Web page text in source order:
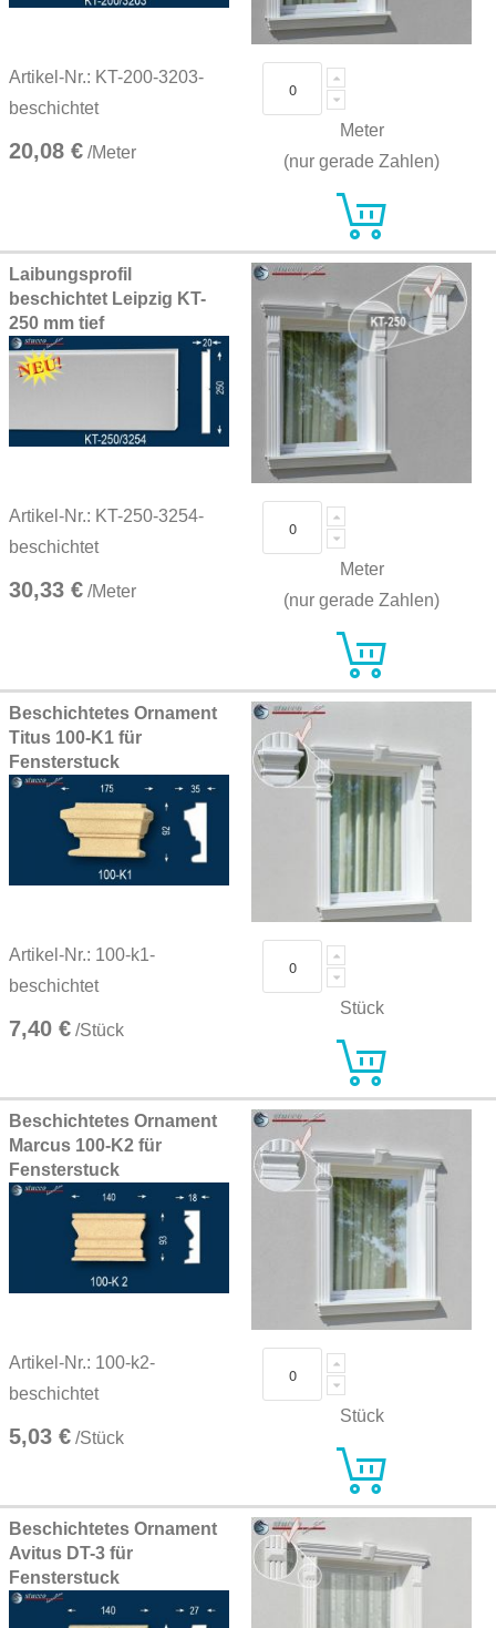
Artikel-Nr.: KT-200-3203-
beschichtet
20,08 € /Meter
Meter
(nur gerade Zahlen)
Laibungsprofil
beschichtet Leipzig KT-
250 mm tief
Artikel-Nr.: KT-250-3254-
beschichtet
30,33 € /Meter
Meter
(nur gerade Zahlen)
Beschichtetes Ornament
Titus 100-K1 für
Fensterstuck
Artikel-Nr.: 100-k1-
beschichtet
7,40 € /Stück
Stück
Beschichtetes Ornament
Marcus 100-K2 für
Fensterstuck
Artikel-Nr.: 100-k2-
beschichtet
5,03 € /Stück
Stück
Beschichtetes Ornament
Avitus DT-3 für
Fensterstuck